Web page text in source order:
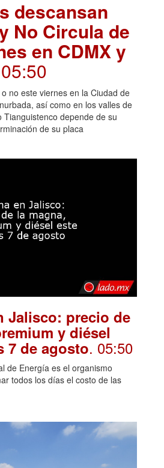
descansan
No Circula de
en CDMX y
no este viernes en la Ciudad de
así como en los valles de
Tianguistenco depende de su
de su placa
Jalisco: precio de
y diésel
7 de agosto. 05:50
de Energía es el organismo
todos los días el costo de las